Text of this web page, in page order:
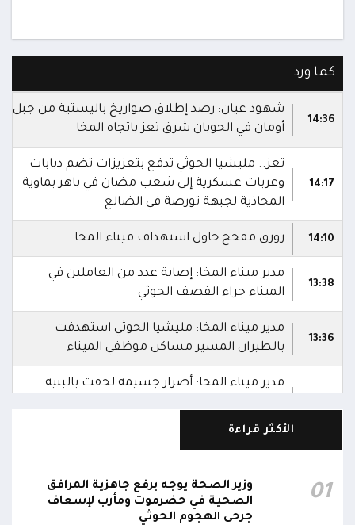
كما ورد
14:36
شهود عيان: رصد إطلاق صواريخ باليستية من جبل
أومان في الحوبان شرق تعز باتجاه المخا
14:17
تعز.. مليشيا الحوثي تدفع بتعزيزات تضم دبابات
وعربات عسكرية إلى شعب مضان في باهر بماوية
المحاذية لجبهة تورصة في الضالع
14:10 زورق مفخخ حاول استهداف ميناء المخا
13:38
مدير ميناء المخا: إصابة عدد من العاملين في
الميناء جراء القصف الحوثي
13:36
مدير ميناء المخا: مليشيا الحوثي استهدفت
بالطيران المسير مساكن موظفي الميناء
مدير ميناء المخا: أضرار جسيمة لحقت بالبنية
قطاعاته
المخا
مليشيا الحوثي تواصل استهداف ميناء المخا حتى
الأكثر قراءة
01
وزير الصحة يوجه برفع جاهزية المرافق
الصحية في حضرموت ومأرب لإسعاف
جرحى الهجوم الحوثي